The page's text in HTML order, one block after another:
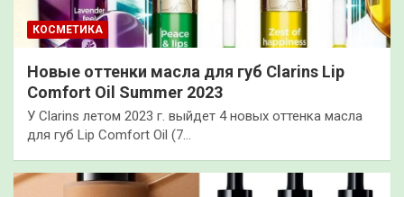
КОСМЕТИКА
Новые оттенки масла для губ Clarins Lip
Comfort Oil Summer 2023
У Clarins летом 2023 г. выйдет 4 новых оттенка масла
для губ Lip Comfort Oil (7…